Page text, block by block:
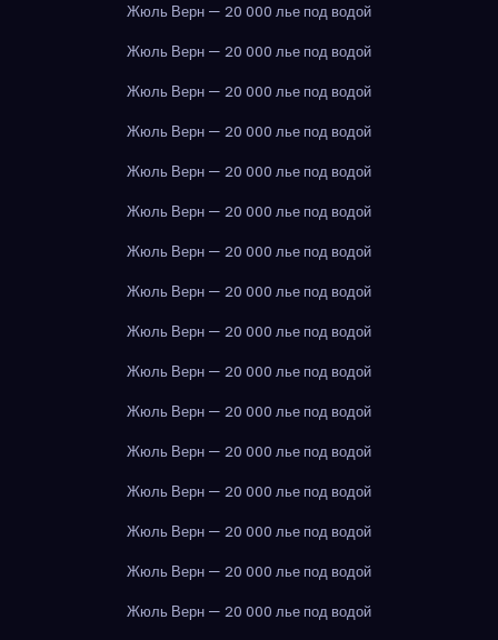
Жюль Верн — 20 000 лье под водой
Жюль Верн — 20 000 лье под водой
Жюль Верн — 20 000 лье под водой
Жюль Верн — 20 000 лье под водой
Жюль Верн — 20 000 лье под водой
Жюль Верн — 20 000 лье под водой
Жюль Верн — 20 000 лье под водой
Жюль Верн — 20 000 лье под водой
Жюль Верн — 20 000 лье под водой
Жюль Верн — 20 000 лье под водой
Жюль Верн — 20 000 лье под водой
Жюль Верн — 20 000 лье под водой
Жюль Верн — 20 000 лье под водой
Жюль Верн — 20 000 лье под водой
Жюль Верн — 20 000 лье под водой
Жюль Верн — 20 000 лье под водой